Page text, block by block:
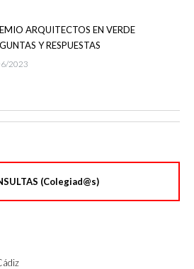
ARQUITECTOS EN VERDE
Y RESPUESTAS
2023
(Colegiad@s)